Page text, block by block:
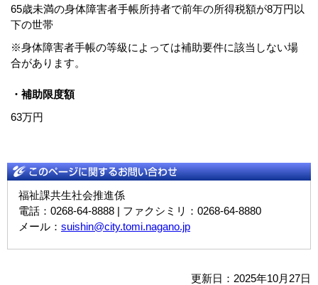
65歳未満の身体障害者手帳所持者で前年の所得税額が8万円以
下の世帯
※身体障害者手帳の等級によっては補助要件に該当しない場
合があります。
・補助限度額
63万円
福祉課共生社会推進係
電話：0268-64-8888 | ファクシミリ：0268-64-8880
メール： suishin@city.tomi.nagano.jp
更新日：2025年10月27日